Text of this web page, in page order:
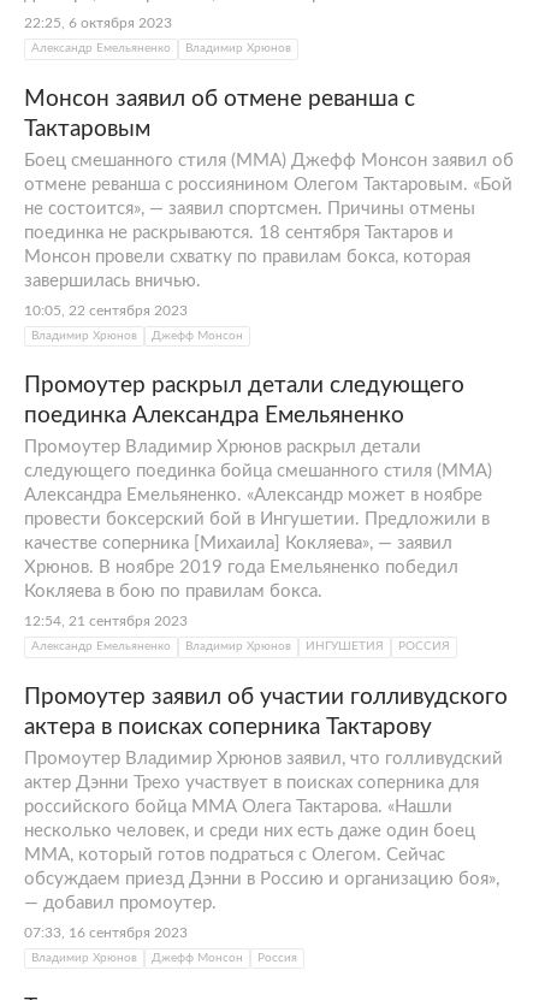
22:25, 6 октября 2023
Александр Емельяненко Владимир Хрюнов
Монсон заявил об отмене реванша с
Тактаровым
Боец смешанного стиля (MMA) Джефф Монсон заявил об
отмене реванша с россиянином Олегом Тактаровым. «Бой
не состоится», — заявил спортсмен. Причины отмены
поединка не раскрываются. 18 сентября Тактаров и
Монсон провели схватку по правилам бокса, которая
завершилась вничью.
10:05, 22 сентября 2023
Владимир Хрюнов Джефф Монсон
Промоутер раскрыл детали следующего
поединка Александра Емельяненко
Промоутер Владимир Хрюнов раскрыл детали
следующего поединка бойца смешанного стиля (ММА)
Александра Емельяненко. «Александр может в ноябре
провести боксерский бой в Ингушетии. Предложили в
качестве соперника [Михаила] Кокляева», — заявил
Хрюнов. В ноябре 2019 года Емельяненко победил
Кокляева в бою по правилам бокса.
12:54, 21 сентября 2023
Александр Емельяненко Владимир Хрюнов ИНГУШЕТИЯ РОССИЯ
Промоутер заявил об участии голливудского
актера в поисках соперника Тактарову
Промоутер Владимир Хрюнов заявил, что голливудский
актер Дэнни Трехо участвует в поисках соперника для
российского бойца ММА Олега Тактарова. «Нашли
несколько человек, и среди них есть даже один боец
ММА, который готов подраться с Олегом. Сейчас
обсуждаем приезд Дэнни в Россию и организацию боя»,
— добавил промоутер.
07:33, 16 сентября 2023
Владимир Хрюнов Джефф Монсон Россия